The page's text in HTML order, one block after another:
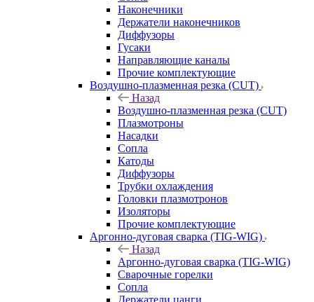
Наконечники
Держатели наконечников
Диффузоры
Гусаки
Направляющие каналы
Прочие комплектующие
Воздушно-плазменная резка (CUT)
Назад
Воздушно-плазменная резка (CUT)
Плазмотроны
Насадки
Сопла
Катоды
Диффузоры
Трубки охлаждения
Головки плазмотронов
Изоляторы
Прочие комплектующие
Аргонно-дуговая сварка (TIG-WIG)
Назад
Аргонно-дуговая сварка (TIG-WIG)
Сварочные горелки
Сопла
Держатели цанги